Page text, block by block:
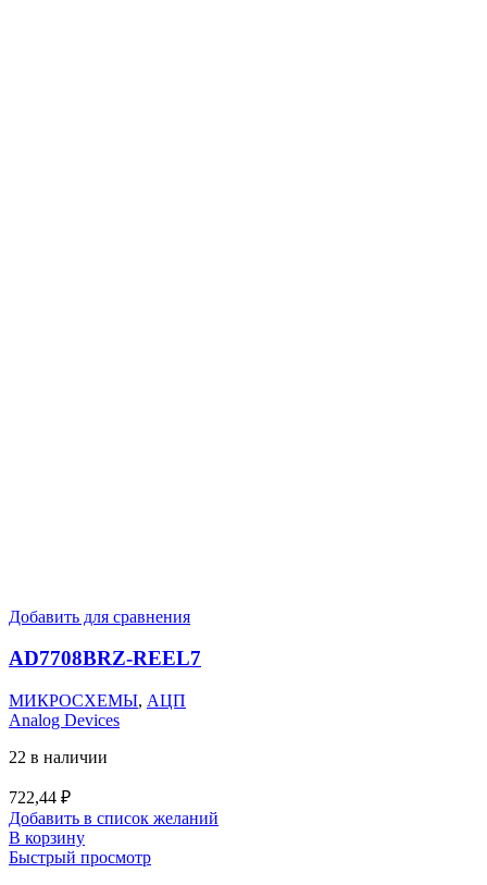
Добавить для сравнения
AD7708BRZ-REEL7
МИКРОСХЕМЫ, АЦП
Analog Devices
22 в наличии
722,44 ₽
Добавить в список желаний
В корзину
Быстрый просмотр